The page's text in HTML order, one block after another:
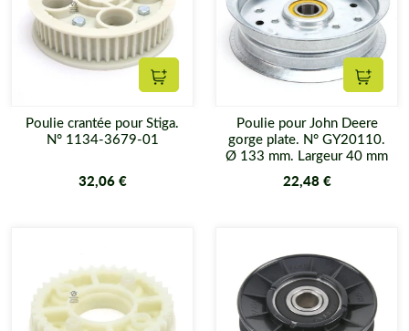
Ajouter au panier
Poulie crantée pour Stiga.
N° 1134-3679-01
32,06 €
Poulie pour John Deere
gorge plate. N° GY20110.
Ø 133 mm. Largeur 40 mm
22,48 €